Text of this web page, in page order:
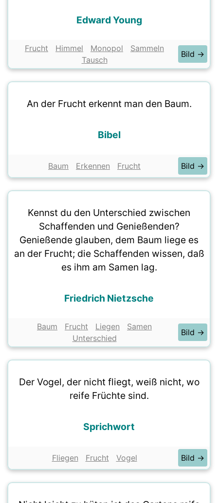
Edward Young
Frucht Himmel Monopol
Sammeln
Tausch
Bild →
An der Frucht erkennt man den Baum.
Bibel
Baum Erkennen Frucht Bild →
Kennst du den Unterschied zwischen
Schaffenden und Genießenden?
Genießende glauben, dem Baum liege es
an der Frucht; die Schaffenden wissen, daß
es ihm am Samen lag.
Friedrich Nietzsche
Baum Frucht Liegen
Samen
Unterschied
Bild →
Der Vogel, der nicht fliegt, weiß nicht, wo
reife Früchte sind.
Sprichwort
Fliegen Frucht Vogel Bild →